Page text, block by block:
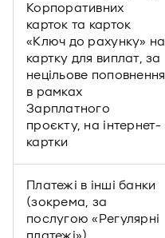
Корпоративних
карток та карток
«Ключ до рахунку» на
картку для виплат, за
нецільове поповнення
в рамках
Зарплатного
проєкту, на інтернет-
картки
Платежі в інші банки
(зокрема, за
послугою «Регулярні